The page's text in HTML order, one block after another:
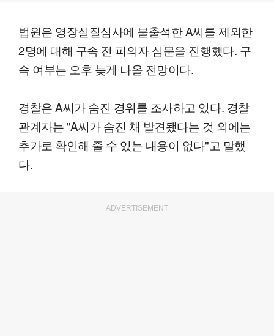
법원은 영장실질심사에 불출석한 A씨를 제외한
2명에 대해 구속 전 피의자 심문을 진행했다. 구
속 여부는 오후 늦게 나올 전망이다.
경찰은 A씨가 숨진 경위를 조사하고 있다. 경찰
관계자는 "A씨가 숨진 채 발견됐다는 것 외에는
추가로 확인해 줄 수 있는 내용이 없다"고 말했
다.
ADVERTISEMENT